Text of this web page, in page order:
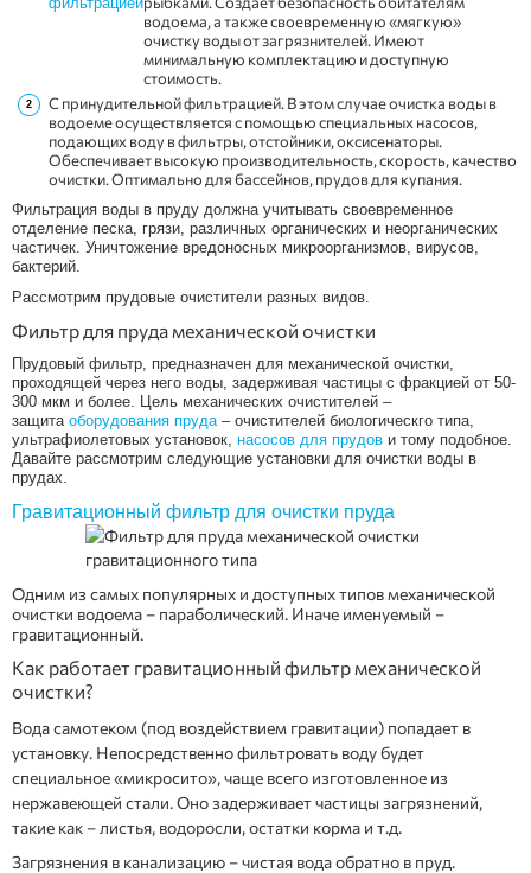
водоема, а также своевременную «мягкую»
очистку воды от загрязнителей. Имеют
минимальную комплектацию и доступную
стоимость.
С принудительной фильтрацией. В этом случае очистка воды в
водоеме осуществляется с помощью специальных насосов,
подающих воду в фильтры, отстойники, оксисенаторы.
Обеспечивает высокую производительность, скорость, качество
очистки. Оптимально для бассейнов, прудов для купания.
Фильтрация воды в пруду должна учитывать своевременное
отделение песка, грязи, различных органических и неорганических
частичек. Уничтожение вредоносных микроорганизмов, вирусов,
бактерий.
Рассмотрим прудовые очистители разных видов.
Фильтр для пруда механической очистки
Прудовый фильтр, предназначен для механической очистки,
проходящей через него воды, задерживая частицы с фракцией от 50-
300 мкм и более. Цель механических очистителей –
защита оборудования пруда – очистителей биологическго типа,
ультрафиолетовых установок, насосов для прудов и тому подобное.
Давайте рассмотрим следующие установки для очистки воды в
прудах.
Гравитационный фильтр для очистки пруда
Одним из самых популярных и доступных типов механической
очистки водоема – параболический. Иначе именуемый –
гравитационный.
Как работает гравитационный фильтр механической
очистки?
Вода самотеком (под воздействием гравитации) попадает в
установку. Непосредственно фильтровать воду будет
специальное «микросито», чаще всего изготовленное из
нержавеющей стали. Оно задерживает частицы загрязнений,
такие как – листья, водоросли, остатки корма и т.д.
Загрязнения в канализацию – чистая вода обратно в пруд.